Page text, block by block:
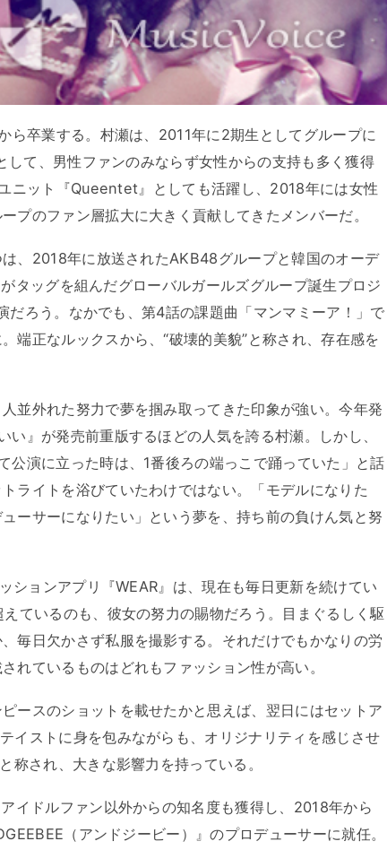
卒業する。村瀬は、2011年に2期生としてグループに
して、男性ファンのみならず女性からの支持も多く獲得
ニット『Queentet』としても活躍し、2018年には女性
プのファン層拡大に大きく貢献してきたメンバーだ。
、2018年に放送されたAKB48グループと韓国のオーデ
タッグを組んだグローバルガールズグループ誕生プロジ
だろう。なかでも、第4話の課題曲「マンマミーア！」で
端正なルックスから、“破壊的美貌”と称され、存在感を
並外れた努力で夢を掴み取ってきた印象が強い。今年発
い』が発売前重版するほどの人気を誇る村瀬。しかし、
公演に立った時は、1番後ろの端っこで踊っていた」と話
ライトを浴びていたわけではない。「モデルになりた
ーサーになりたい」という夢を、持ち前の負けん気と努
ョンアプリ『WEAR』は、現在も毎日更新を続けてい
ているのも、彼女の努力の賜物だろう。目まぐるしく駆
毎日欠かさず私服を撮影する。それだけでもかなりの労
れているものはどれもファッション性が高い。
ースのショットを載せたかと思えば、翌日にはセットア
イストに身を包みながらも、オリジナリティを感じさせ
称され、大きな影響力を持っている。
イドルファン以外からの知名度も獲得し、2018年から
（アンドジービー）』のプロデューサーに就任。